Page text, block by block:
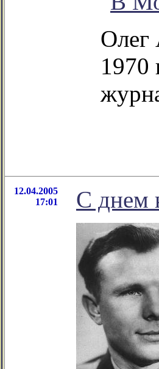
Олег
1970
12.04.2005
17:01
С днем